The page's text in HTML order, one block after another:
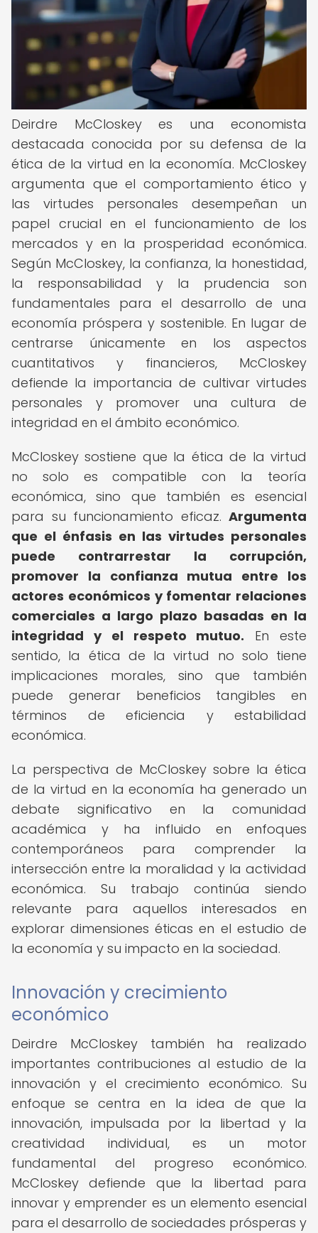
Deirdre McCloskey es una economista
destacada conocida por su defensa de la
ética de la virtud en la economía. McCloskey
argumenta que el comportamiento ético y
las virtudes personales desempeñan un
papel crucial en el funcionamiento de los
mercados y en la prosperidad económica.
Según McCloskey, la confianza, la honestidad,
la responsabilidad y la prudencia son
fundamentales para el desarrollo de una
economía próspera y sostenible. En lugar de
centrarse únicamente en los aspectos
cuantitativos y financieros, McCloskey
defiende la importancia de cultivar virtudes
personales y promover una cultura de
integridad en el ámbito económico.
McCloskey sostiene que la ética de la virtud
no solo es compatible con la teoría
económica, sino que también es esencial
para su funcionamiento eficaz. Argumenta
que el énfasis en las virtudes personales
puede contrarrestar la corrupción,
promover la confianza mutua entre los
actores económicos y fomentar relaciones
comerciales a largo plazo basadas en la
integridad y el respeto mutuo. En este
sentido, la ética de la virtud no solo tiene
implicaciones morales, sino que también
puede generar beneficios tangibles en
términos de eficiencia y estabilidad
económica.
La perspectiva de McCloskey sobre la ética
de la virtud en la economía ha generado un
debate significativo en la comunidad
académica y ha influido en enfoques
contemporáneos para comprender la
intersección entre la moralidad y la actividad
económica. Su trabajo continúa siendo
relevante para aquellos interesados en
explorar dimensiones éticas en el estudio de
la economía y su impacto en la sociedad.
Innovación y crecimiento
económico
Deirdre McCloskey también ha realizado
importantes contribuciones al estudio de la
innovación y el crecimiento económico. Su
enfoque se centra en la idea de que la
innovación, impulsada por la libertad y la
creatividad individual, es un motor
fundamental del progreso económico.
McCloskey defiende que la libertad para
innovar y emprender es un elemento esencial
para el desarrollo de sociedades prósperas y